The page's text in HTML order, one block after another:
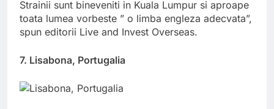
Strainii sunt bineveniti in Kuala Lumpur si aproape
toata lumea vorbeste ” o limba engleza adecvata”,
spun editorii Live and Invest Overseas.
7. Lisabona, Portugalia